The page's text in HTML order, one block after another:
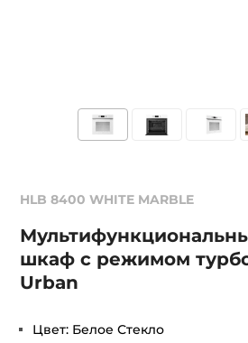
HLB 8400 WHITE MARBLE
шкаф с режимом
Urban
Цвет: Белое Стекло